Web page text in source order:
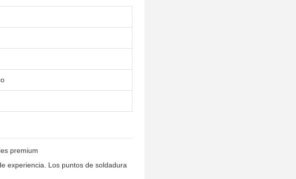
premium
experiencia. Los puntos de soldadura